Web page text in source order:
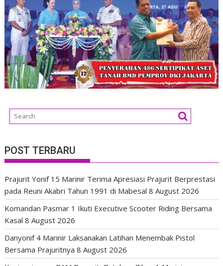
POST TERBARU
Prajurit Yonif 15 Marinir Terima Apresiasi Prajurit Berprestasi
pada Reuni Akabri Tahun 1991 di Mabesal 8 August 2026
Komandan Pasmar 1 Ikuti Executive Scooter Riding Bersama
Kasal 8 August 2026
Danyonif 4 Marinir Laksanakan Latihan Menembak Pistol
Bersama Prajuritnya 8 August 2026